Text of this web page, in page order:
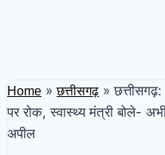
Home » छत्तीसगढ़ »
पर रोक, स्वास्थ्य मंत्री बोले-
अपील